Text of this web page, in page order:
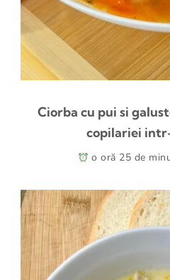
Ciorba cu pui si
copilariei
o oră 25 de